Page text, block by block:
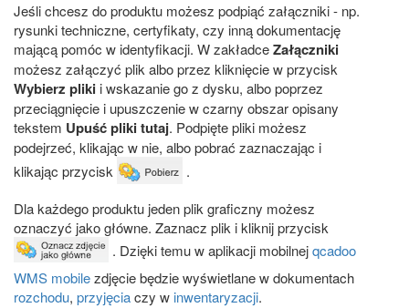
Jeśli chcesz do produktu możesz podpiąć załączniki - np.
rysunki techniczne, certyfikaty, czy inną dokumentację
mającą pomóc w identyfikacji. W zakładceZałączniki
możesz załączyć plik albo przez kliknięcie w przycisk
Wybierz pliki i wskazanie go z dysku, albo poprzez
przeciągnięcie i upuszczenie w czarny obszar opisany
tekstem Upuść pliki tutaj. Podpięte pliki możesz
podejrzeć, klikając w nie, albo pobrać zaznaczając i
klikając przycisk
.
Dla każdego produktu jeden plik graficzny możesz
oznaczyć jako główne. Zaznacz plik i kliknij przycisk
. Dzięki temu w aplikacji mobilnejqcadoo
WMS mobilezdjęcie będzie wyświetlane w dokumentach
rozchodu, przyjęciaczy w inwentaryzacji.